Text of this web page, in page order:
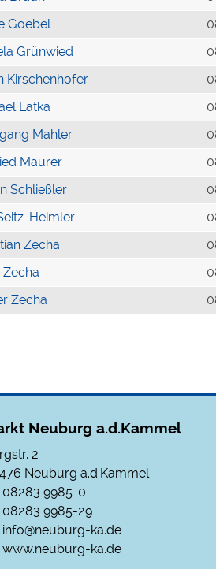
Goebel
Grünwied
Kirschenhofer
Latka
Mahler
Maurer
Schließler
Heimler
Zecha
Zecha
Zecha
Neuburg a.d.Kammel
2
Neuburg a.d.Kammel
08283 9985-0
08283 9985-29
info@neuburg-ka.de
www.neuburg-ka.de